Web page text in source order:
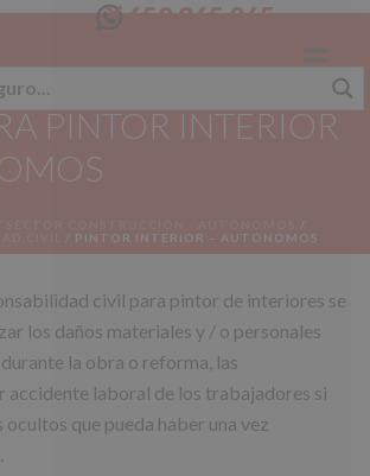
658 365 365
PINTOR INTERIOR
/
/ PINTOR INTERIOR – AUTÓNOMOS
civil para pintor de interiores se
los daños materiales y / o personales
la obra o reforma, las
accidente laboral de los trabajadores si
ocultos que pueda haber una vez